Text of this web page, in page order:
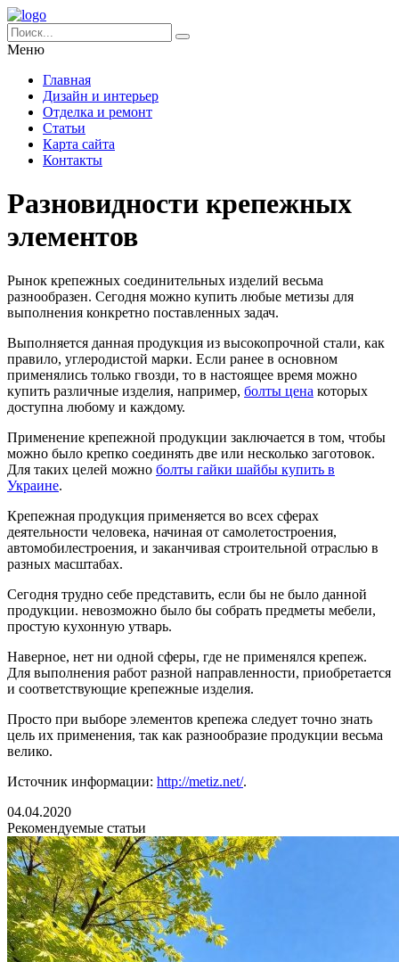
Меню
Главная
Дизайн и интерьер
Отделка и ремонт
Статьи
Карта сайта
Контакты
Разновидности крепежных
элементов
Рынок крепежных соединительных изделий весьма
разнообразен. Сегодня можно купить любые метизы для
выполнения конкретно поставленных задач.
Выполняется данная продукция из высокопрочной стали, как
правило, углеродистой марки. Если ранее в основном
применялись только гвозди, то в настоящее время можно
купить различные изделия, например, болты цена которых
доступна любому и каждому.
Применение крепежной продукции заключается в том, чтобы
можно было крепко соединять две или несколько заготовок.
Для таких целей можно болты гайки шайбы купить в
Украине.
Крепежная продукция применяется во всех сферах
деятельности человека, начиная от самолетостроения,
автомобилестроения, и заканчивая строительной отраслью в
разных масштабах.
Сегодня трудно себе представить, если бы не было данной
продукции. невозможно было бы собрать предметы мебели,
простую кухонную утварь.
Наверное, нет ни одной сферы, где не применялся крепеж.
Для выполнения работ разной направленности, приобретается
и соответствующие крепежные изделия.
Просто при выборе элементов крепежа следует точно знать
цель их применения, так как разнообразие продукции весьма
велико.
Источник информации: http://metiz.net/.
04.04.2020
Рекомендуемые статьи